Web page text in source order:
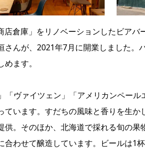
倉庫」をリノベーションしたビアバ
んが、2021年7月に開業しました。
ます。
「ヴァイツェン」「アメリカンペー
います。すだちの風味と香りを生か
。そのほか、北海道で採れる旬の
わせて醸造しています。ビールは1